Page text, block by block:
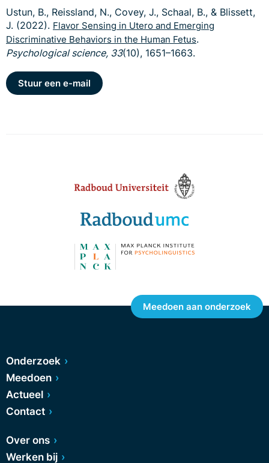
Ustun, B., Reissland, N., Covey, J., Schaal, B., & Blissett,
J. (2022). Flavor Sensing in Utero and Emerging
Discriminative Behaviors in the Human Fetus.
Psychological science, 33(10), 1651–1663.
Stuur een e-mail
Meedoen aan onderzoek
Onderzoek
Meedoen
Actueel
Contact
Over ons
Werken bij